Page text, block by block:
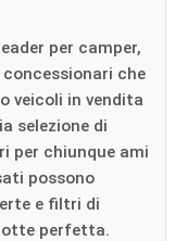
per camper,
che
veicoli in vendita
selezione di
per chiunque ami
possono
e filtri di
perfetta.